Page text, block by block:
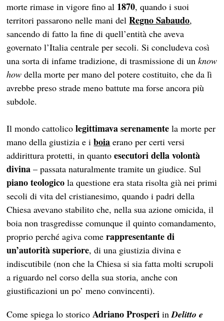
morte rimase in vigore fino al 1870, quando i suoi
territori passarono nelle mani delRegno Sabaudo,
sancendo di fatto la fine di quell’entità che aveva
governato l’Italia centrale per secoli. Si concludeva così
una sorta di infame tradizione, di trasmissione di unknow
howdella morte per mano del potere costituito, che da lì
avrebbe preso strade meno battute ma forse ancora più
subdole.
Il mondo cattolicolegittimava serenamente la morte per
mano della giustizia e iboia erano per certi versi
addirittura protetti, in quantoesecutori della volontà
divina – passata naturalmente tramite un giudice. Sul
piano teologico la questione era stata risolta già nei primi
secoli di vita del cristianesimo, quando i padri della
Chiesa avevano stabilito che, nella sua azione omicida, il
boia non trasgredisse comunque il quinto comandamento,
proprio perché agiva come rappresentante di
un’autorità superiore, di una giustizia divina e
indiscutibile (non che la Chiesa si sia fatta molti scrupoli
a riguardo nel corso della sua storia, anche con
giustificazioni un po’ meno convincenti).
Come spiega lo storicoAdriano Prosperi inDelitto e